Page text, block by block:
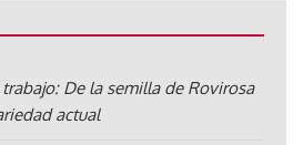
De la semilla de Rovirosa
actual